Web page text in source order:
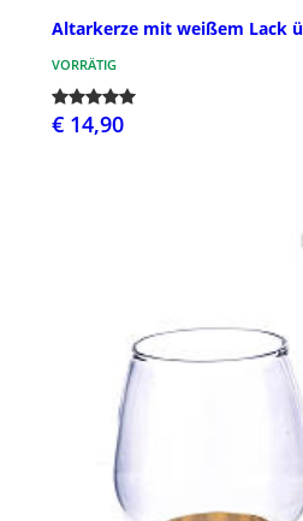
Altarkerze mit weißem Lack
VORRÄTIG
€ 14,90